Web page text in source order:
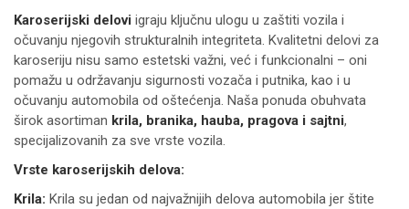
Karoserijski delovi igraju ključnu ulogu u zaštiti vozila i
očuvanju njegovih strukturalnih integriteta. Kvalitetni delovi za
karoseriju nisu samo estetski važni, već i funkcionalni – oni
pomažu u održavanju sigurnosti vozača i putnika, kao i u
očuvanju automobila od oštećenja. Naša ponuda obuhvata
širok asortiman krila, branika, hauba, pragova i sajtni,
specijalizovanih za sve vrste vozila.
Vrste karoserijskih delova:
Krila: Krila su jedan od najvažnijih delova automobila jer štite